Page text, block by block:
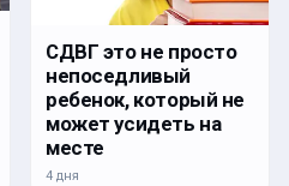
СДВГ это не просто
непоседливый
ребенок, который не
может усидеть на
месте
4 дня